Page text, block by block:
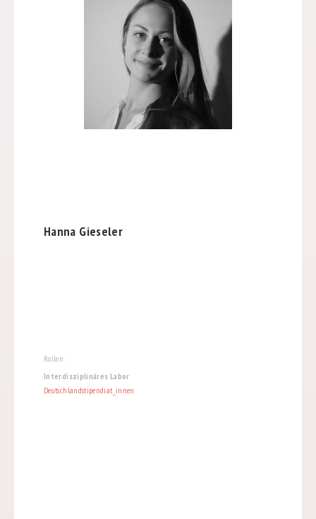
Hanna Gieseler
Rollen:
Interdisziplinäres Labor
Deutschlandstipendiat_innen